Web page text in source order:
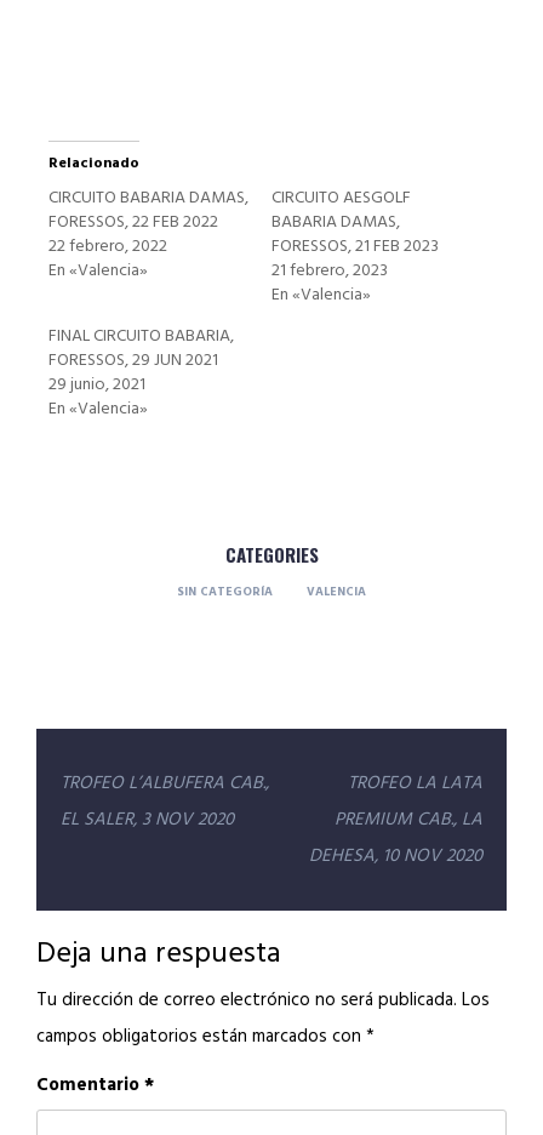
Relacionado
CIRCUITO BABARIA DAMAS,
FORESSOS, 22 FEB 2022
22 febrero, 2022
En «Valencia»
CIRCUITO AESGOLF
BABARIA DAMAS,
FORESSOS, 21 FEB 2023
21 febrero, 2023
En «Valencia»
FINAL CIRCUITO BABARIA,
FORESSOS, 29 JUN 2021
29 junio, 2021
En «Valencia»
CATEGORIES
SIN CATEGORÍA VALENCIA
Navegación
de
TROFEO L’ALBUFERA CAB.,
EL SALER, 3 NOV 2020
TROFEO LA LATA
PREMIUM CAB., LA
DEHESA, 10 NOV 2020
Deja una respuesta
Tu dirección de correo electrónico no será publicada. Los
campos obligatorios están marcados con *
Comentario*